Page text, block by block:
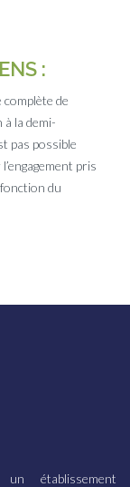
:
de
à la demi-
pas possible
pris
du
établissement